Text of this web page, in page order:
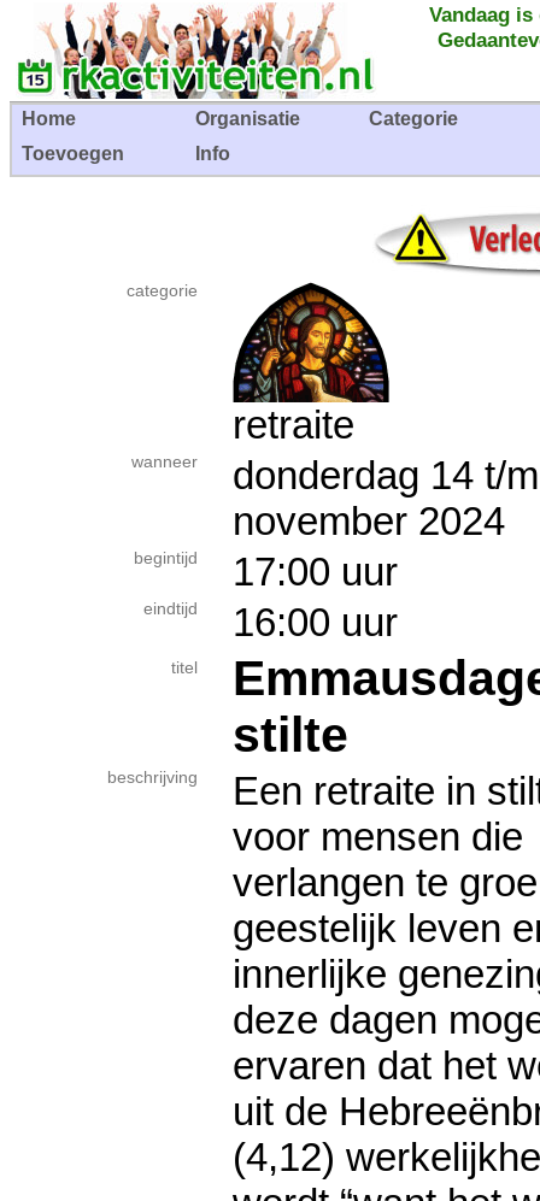
Vandaag
Home Organisatie
Categorie
Toevoegen
Info
categorie
retraite
wanneer
donderdag 14 t/
november
begintijd 17:00 uur
eindtijd 16:00 uur
titel
stilte
beschrijving
Een retraite in
voor mensen die
verlangen te
geestelijk leven
innerlijke
deze dagen
ervaren dat het
uit de
(4,12)